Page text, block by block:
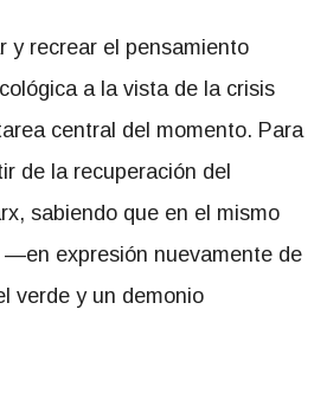
y recrear el pensamiento
a la vista de la crisis
central del momento. Para
de la recuperación del
sabiendo que en el mismo
—en expresión nuevamente de
verde y un demonio